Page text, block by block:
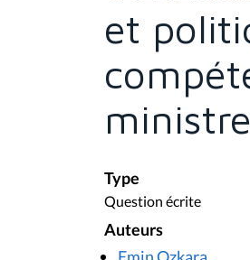
et
ministre
Type
Question écrite
Auteurs